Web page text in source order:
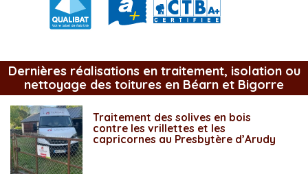
Dernières réalisations en traitement, isolation ou
nettoyage des toitures en Béarn et Bigorre
Traitement des solives en bois
contre les vrillettes et les
capricornes au Presbytère d’Arudy